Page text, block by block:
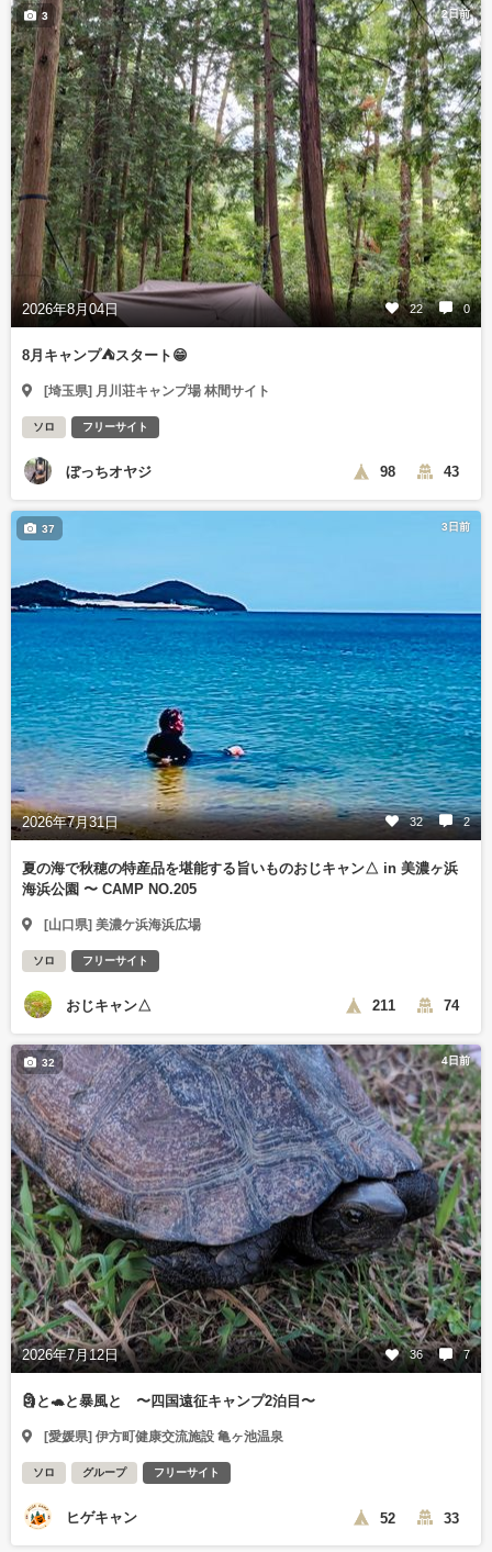
2日前
2026年8月04日 22 0
3
8月キャンプ⛺️スタート😁
[埼玉県] 月川荘キャンプ場 林間サイト
ソロ フリーサイト
ぼっちオヤジ 98 43
3日前
2026年7月31日 32 2
37
夏の海で秋穂の特産品を堪能する旨いものおじキャン△ in 美濃ヶ浜
海浜公園 〜 CAMP NO.205
[山口県] 美濃ケ浜海浜広場
ソロ フリーサイト
おじキャン△ 211 74
4日前
2026年7月12日 36 7
32
🗿と🐢と暴風と 〜四国遠征キャンプ2泊目〜
[愛媛県] 伊方町健康交流施設 亀ヶ池温泉
ソロ グループ フリーサイト
ヒゲキャン 52 33